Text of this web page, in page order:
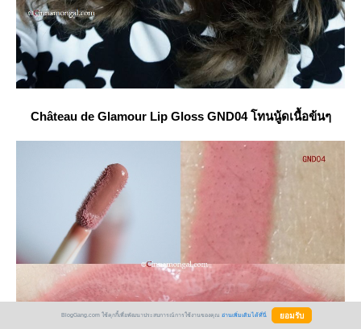
Châteaude Glamour Lip Gloss GND04 โทนนู้ดเนื้อข้นๆ
BlogGang.com ใช้คุกกี้เพื่อพัฒนาประสบการณ์การใช้งานของคุณ อ่านเพิ่มเติมได้ที่นี่